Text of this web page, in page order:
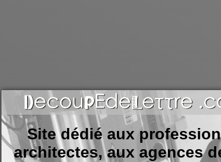
Site dédié aux
architectes, aux agences